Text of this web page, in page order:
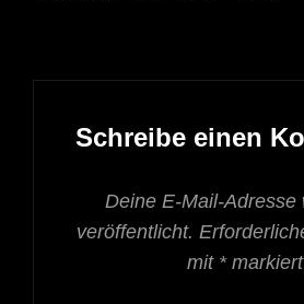
Schreibe einen
Deine E-Mail-Adresse
veröffentlicht.
mit *markiert